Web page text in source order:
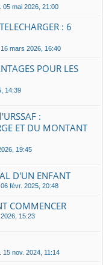
05 mai 2026, 21:00
: 6
mars 2026, 16:40
POUR LES
14:39
:
ET DU MONTANT
19:45
D'UN ENFANT
févr. 2025, 20:48
COMMENCER
15:23
15 nov. 2024, 11:14